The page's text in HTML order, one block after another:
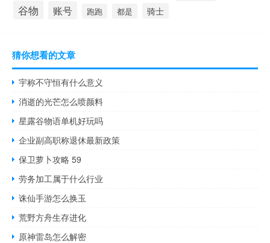
谷物 账号 跑跑 都是 骑士
猜你想看的文章
宇称不守恒有什么意义
消逝的光芒怎么喷颜料
星露谷物语单机好玩吗
企业副高职称退休最新政策
保卫萝卜攻略 59
劳务加工属于什么行业
诛仙手游怎么换玉
荒野方舟生存进化
原神雷岛怎么解密